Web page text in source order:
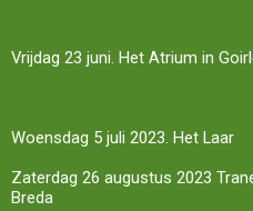
Vrijdag 23 juni. Het
Woensdag 5 juli 2023. Het Laar
Zaterdag 26 augustus 2023